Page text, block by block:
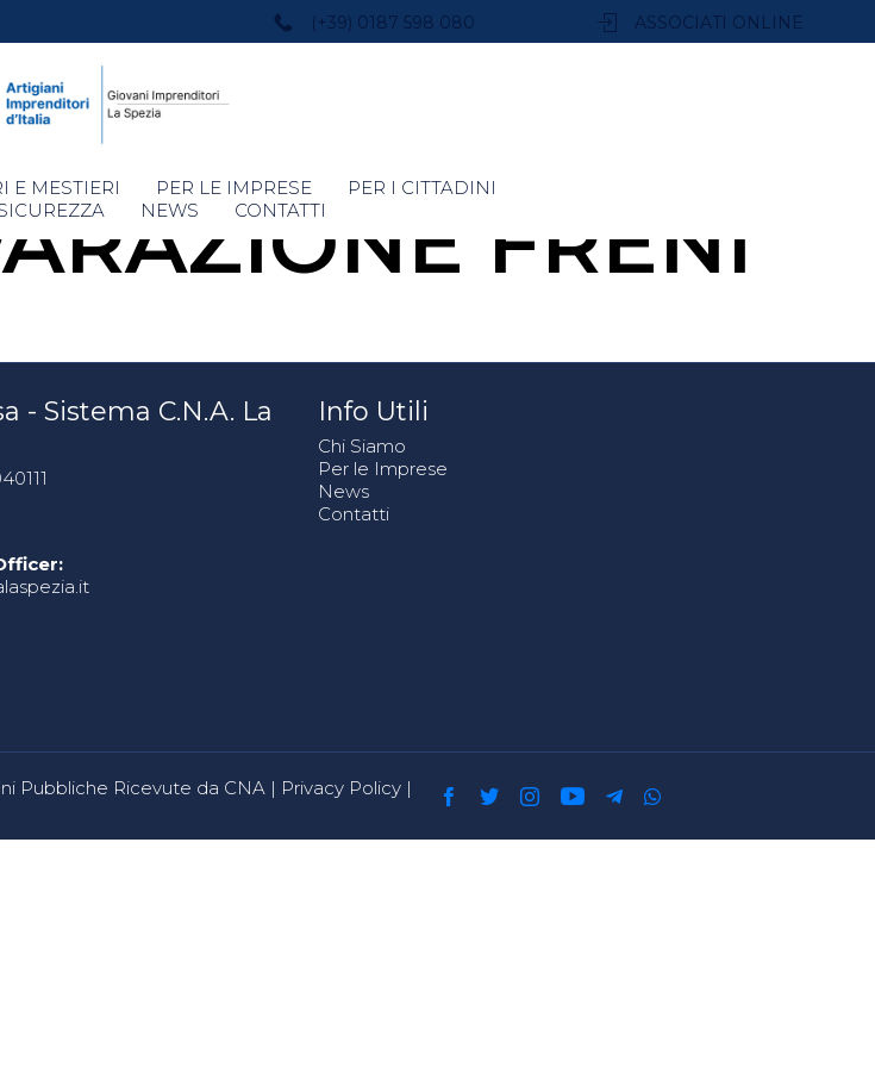
(+39) 0187 598 080 ASSOCIATI ONLINE
Skip
to
E MESTIERI PER LE IMPRESE
PER I CITTADINI
NEWS CONTATTI FRENI
- Sistema C.N.A. La
Info Utili
Chi Siamo
Per le Imprese
News
Contatti
Pubbliche Ricevute da CNA | Privacy Policy |